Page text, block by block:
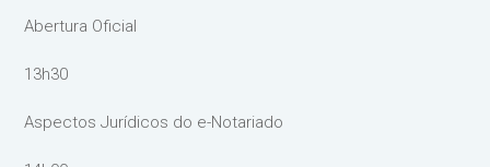
Abertura Oficial
13h30
Aspectos Jurídicos do e-Notariado